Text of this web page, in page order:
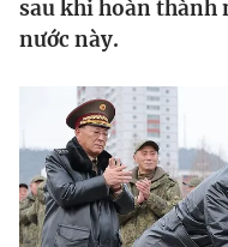
Thế giới đó đây
Câu chuyện quốc tế
Kinh tế
Thị trường
Góc doanh nghiệp
Dữ liệu và đời sống
Truyền hình
Phim VTV
Giải trí
sau khi hoàn thành
nước này.